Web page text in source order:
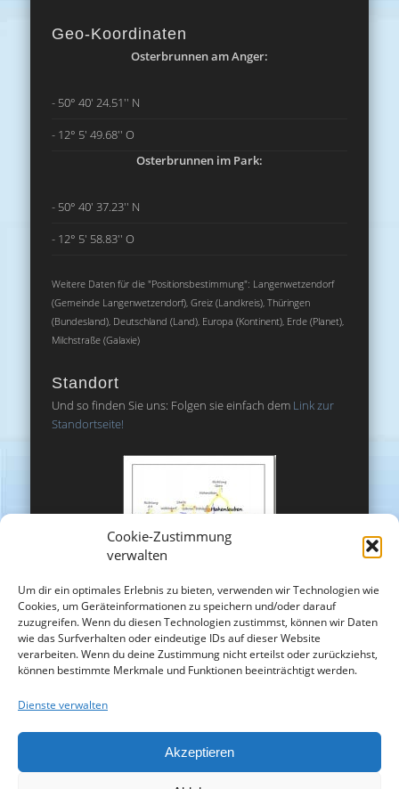
Cookie-Zustimmung
verwalten
Um dir ein optimales Erlebnis zu bieten, verwenden wir Technologien wie
Cookies, um Geräteinformationen zu speichern und/oder darauf
zuzugreifen. Wenn du diesen Technologien zustimmst, können wir Daten
wie das Surfverhalten oder eindeutige IDs auf dieser Website
verarbeiten. Wenn du deine Zustimmung nicht erteilst oder zurückziehst,
können bestimmte Merkmale und Funktionen beeinträchtigt werden.
Dienste verwalten
Akzeptieren
Geo-Koordinaten
Osterbrunnen am Anger:
- 50° 40' 24.51'' N
- 12° 5' 49.68'' O
Osterbrunnen im Park:
- 50° 40' 37.23'' N
- 12° 5' 58.83'' O
Weitere Daten für die "Positionsbestimmung": Langenwetzendorf
(Gemeinde Langenwetzendorf), Greiz (Landkreis), Thüringen
(Bundesland), Deutschland (Land), Europa (Kontinent), Erde (Planet),
Milchstraße (Galaxie)
Standort
Und so finden Sie uns: Folgen sie einfach dem Link zur
Standortseite!